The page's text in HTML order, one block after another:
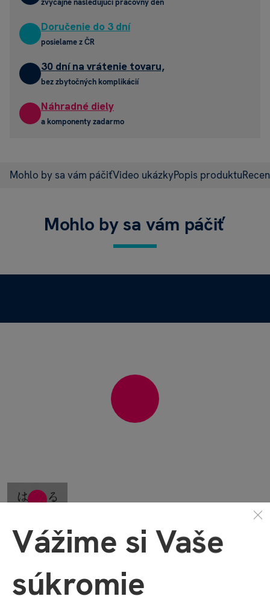
zvyčajne nasledujúci pracovný deň
Doručenie do 3 dní
posielame z ČR
30 dní na vrátenie tovaru,
bez zbytočných komplikácií
Náhradné diely
a komponenty zadarmo
Mohlo by sa vám páčiťVideo ukázkyPopis produktu
Mohlo by sa vám páčiť
Množstvo ďalších videí nájdete na našom
Vážime si Vaše
súkromie